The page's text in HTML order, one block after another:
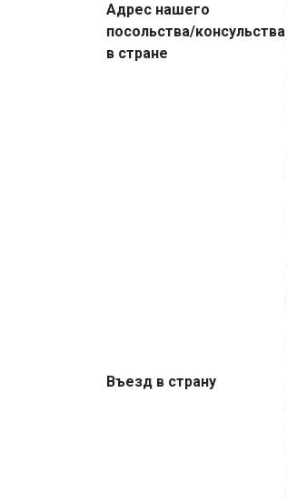
Адрес нашего
посольства/консульства
в стране
Въезд в страну